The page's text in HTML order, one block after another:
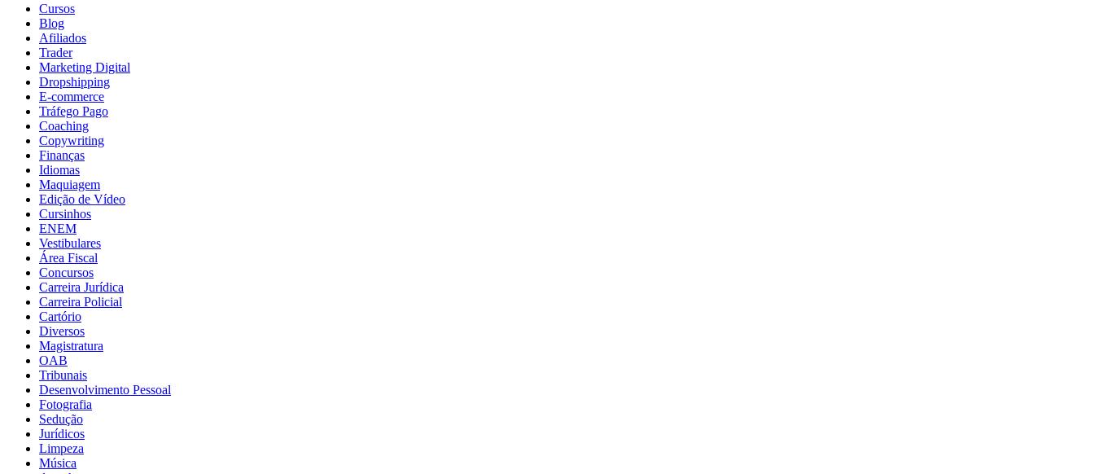
Cursos
Blog
Afiliados
Trader
Marketing Digital
Dropshipping
E-commerce
Tráfego Pago
Coaching
Copywriting
Finanças
Idiomas
Maquiagem
Edição de Vídeo
Cursinhos
ENEM
Vestibulares
Área Fiscal
Concursos
Carreira Jurídica
Carreira Policial
Cartório
Diversos
Magistratura
OAB
Tribunais
Desenvolvimento Pessoal
Fotografia
Sedução
Jurídicos
Limpeza
Música